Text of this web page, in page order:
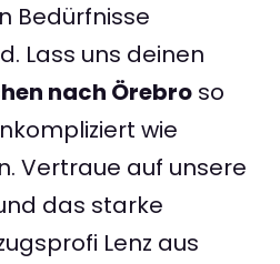
Bedürfnisse
Lass uns deinen
nach Örebro so
wie
Vertraue auf unsere
das starke
Lenz aus